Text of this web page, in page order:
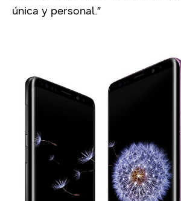
única y personal.”